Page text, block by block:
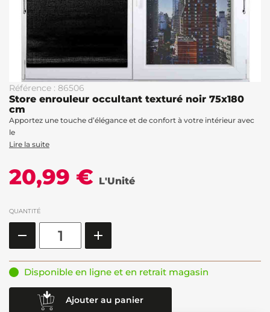
Référence : 86506
Store enrouleur occultant texturé noir 75x180
cm
Apportez une touche d’élégance et de confort à votre intérieur avec
le
Lire la suite
20,99 € L'Unité
QUANTITÉ
Disponible en ligne et en retrait magasin
Ajouter au panier